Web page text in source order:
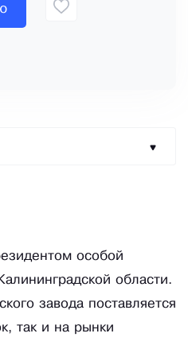
особой
области.
завода поставляется
так и на рынки